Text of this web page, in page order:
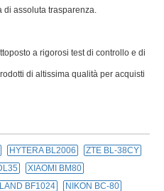
di assoluta trasparenza.
a rigorosi test di controllo e di
di altissima qualità per acquisti
HYTERA BL2006
ZTE BL-38CY
XIAOMI BM80
BF1024
NIKON BC-80